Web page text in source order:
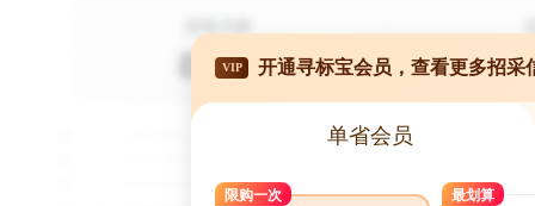
VIP 开通寻标宝会员，查看更多招采
单省会员
限购一次 最划算